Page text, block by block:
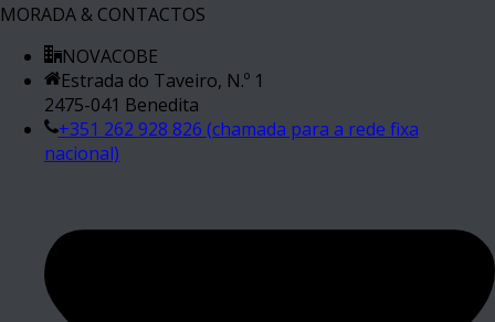
MORADA & CONTACTOS
NOVACOBE
Estrada do Taveiro, N.º 1
2475-041 Benedita
+351 262 928 826 (chamada para a rede fixa
nacional)